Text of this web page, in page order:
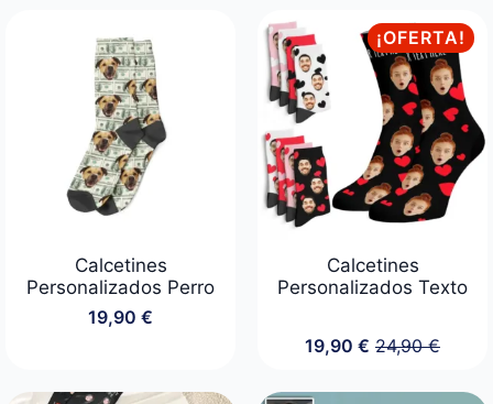
Calcetines
Personalizados Perro
19,90 €
¡OFERTA!
Calcetines
Personalizados Texto
24,90€
El
original
19,90€ El
actual